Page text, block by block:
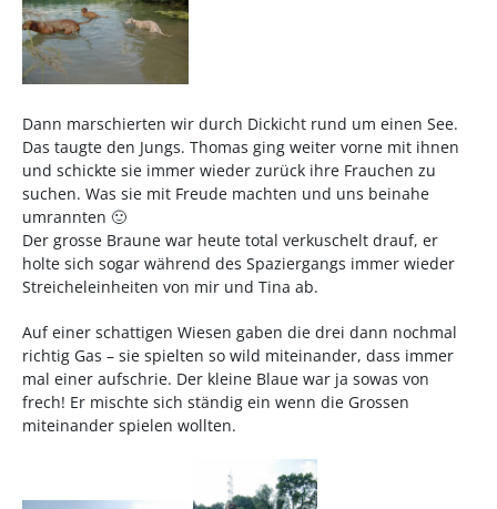
Dann marschierten wir durch Dickicht rund um einen See.
Das taugte den Jungs. Thomas ging weiter vorne mit ihnen
und schickte sie immer wieder zurück ihre Frauchen zu
suchen. Was sie mit Freude machten und uns beinahe
umrannten 🙂
Der grosse Braune war heute total verkuschelt drauf, er
holte sich sogar während des Spaziergangs immer wieder
Streicheleinheiten von mir und Tina ab.
Auf einer schattigen Wiesen gaben die drei dann nochmal
richtig Gas – sie spielten so wild miteinander, dass immer
mal einer aufschrie. Der kleine Blaue war ja sowas von
frech! Er mischte sich ständig ein wenn die Grossen
miteinander spielen wollten.